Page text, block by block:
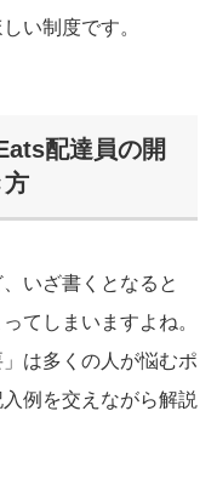
い制度です。
配達員の開
方
いざ書くとなると
てしまいますよね。
は多くの人が悩むポ
例を交えながら解説